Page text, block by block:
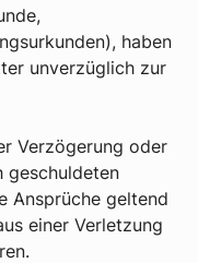
haben
unverzüglich zur
Verzögerung oder
Ansprüche geltend
einer Verletzung